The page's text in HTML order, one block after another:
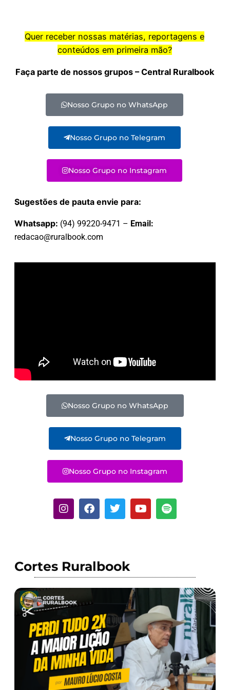
Quer receber nossas matérias, reportagens e
conteúdos em primeira mão?
Faça parte de nossos grupos – Central Ruralbook
Nosso Grupo no WhatsApp
Nosso Grupo no Telegram
Nosso Grupo no Instagram
Sugestões de pauta envie para:
Whatsapp: (94) 99220-9471 – Email:
redacao@ruralbook.com
Nosso Grupo no WhatsApp
Nosso Grupo no Telegram
Nosso Grupo no Instagram
Cortes Ruralbook